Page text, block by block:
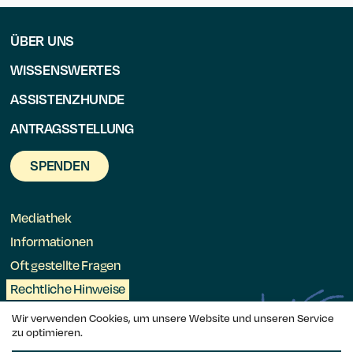
Wir verwenden Cookies, um unsere Website und unseren Service
zu optimieren.
ÜBER UNS
WISSENSWERTES
ASSISTENZHUNDE
ANTRAGSSTELLUNG
SPENDEN
Mediathek
Informationen
Oft gestellte Fragen
Rechtliche Hinweise
Rahna – Muppen ënnerstëtze Leit am Rollstull a.s.b.l.